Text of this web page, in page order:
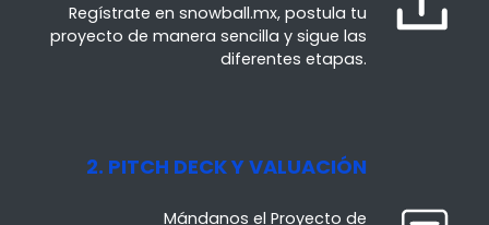
Regístrate en snowball.mx, postula tu
proyecto de manera sencilla y sigue las
diferentes etapas.
2. PITCH DECK Y VALUACIÓN
Mándanos el Proyecto de